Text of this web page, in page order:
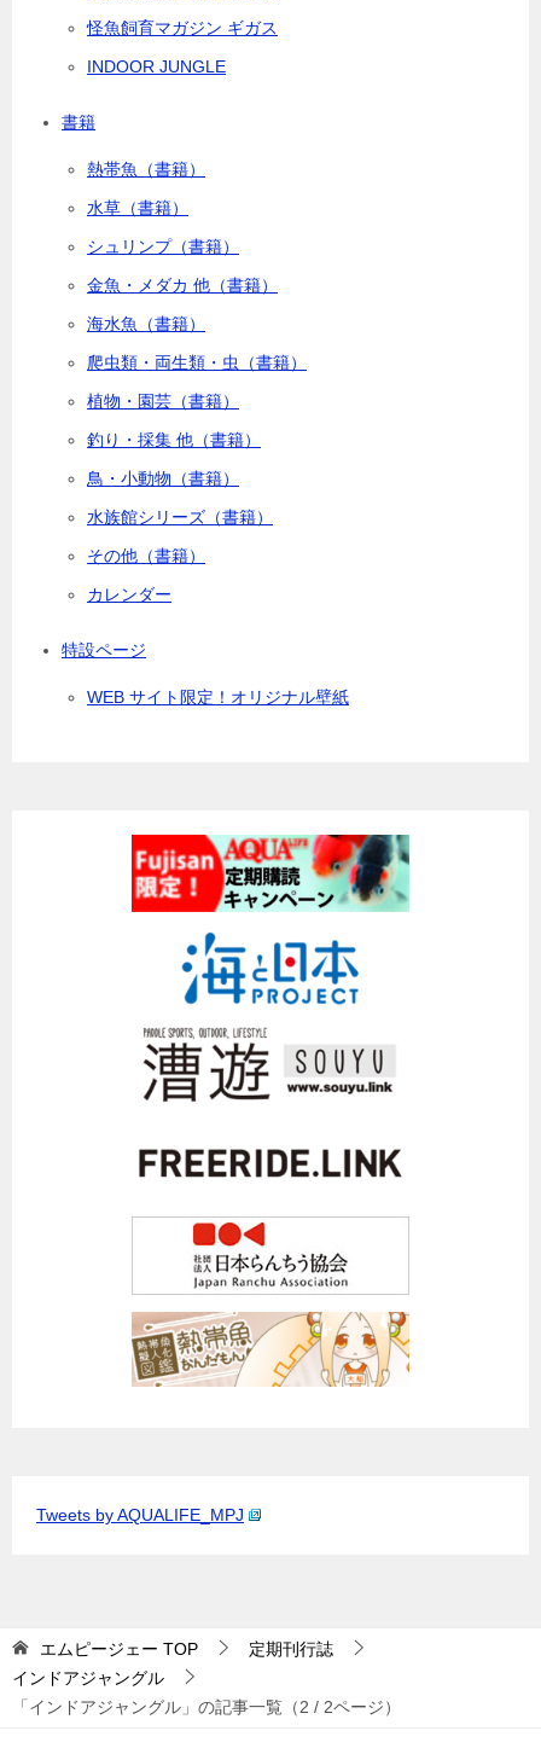
怪魚飼育マガジン ギガス
INDOOR JUNGLE
書籍
熱帯魚（書籍）
水草（書籍）
シュリンプ（書籍）
金魚・メダカ 他（書籍）
海水魚（書籍）
爬虫類・両生類・虫（書籍）
植物・園芸（書籍）
釣り・採集 他（書籍）
鳥・小動物（書籍）
水族館シリーズ（書籍）
その他（書籍）
カレンダー
特設ページ
WEB サイト限定！オリジナル壁紙
Tweets by AQUALIFE_MPJ
エムピージェー TOP
定期刊行誌
インドアジャングル
「インドアジャングル」の記事一覧（2 / 2ページ）